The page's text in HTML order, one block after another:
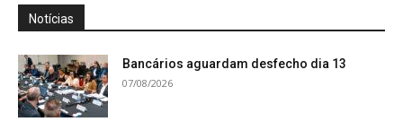
Notícias
Bancários aguardam desfecho dia 13
07/08/2026